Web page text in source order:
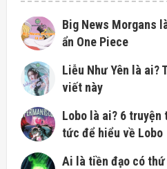
Big News Morgans
ẩn One Piece
Liễu Như Yên là ai?
viết này
Lobo là ai? 6 truyện
tức để hiểu về Lobo
Ai là tiền đạo có